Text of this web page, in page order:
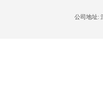
公司地址: